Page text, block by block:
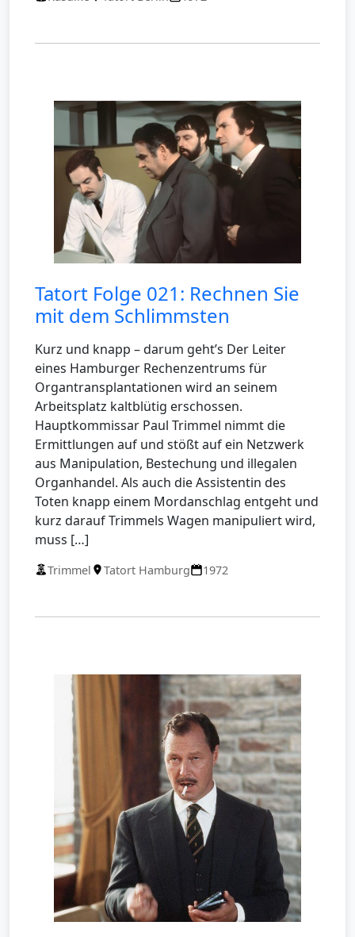
Tatort Folge 021: Rechnen Sie
mit dem Schlimmsten
Kurz und knapp – darum geht’s Der Leiter
eines Hamburger Rechenzentrums für
Organtransplantationen wird an seinem
Arbeitsplatz kaltblütig erschossen.
Hauptkommissar Paul Trimmel nimmt die
Ermittlungen auf und stößt auf ein Netzwerk
aus Manipulation, Bestechung und illegalen
Organhandel. Als auch die Assistentin des
Toten knapp einem Mordanschlag entgeht und
kurz darauf Trimmels Wagen manipuliert wird,
muss […]
Trimmel Tatort Hamburg 1972